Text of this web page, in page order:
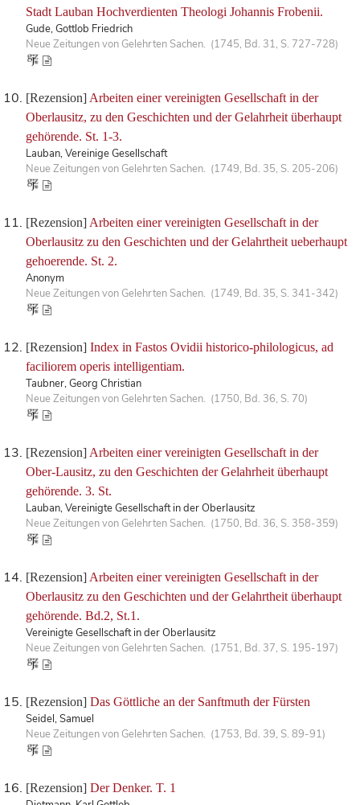
Stadt Lauban Hochverdienten Theologi Johannis Frobenii.
Gude, Gottlob Friedrich
Neue Zeitungen von Gelehrten Sachen. (1745, Bd. 31, S. 727-728)
[Rezension] Arbeiten einer vereinigten Gesellschaft in der
Oberlausitz, zu den Geschichten und der Gelahrheit überhaupt
gehörende. St. 1-3.
Lauban, Vereinige Gesellschaft
Neue Zeitungen von Gelehrten Sachen. (1749, Bd. 35, S. 205-206)
[Rezension] Arbeiten einer vereinigten Gesellschaft in der
Oberlausitz zu den Geschichten und der Gelahrtheit ueberhaupt
gehoerende. St. 2.
Anonym
Neue Zeitungen von Gelehrten Sachen. (1749, Bd. 35, S. 341-342)
[Rezension] Index in Fastos Ovidii historico-philologicus, ad
faciliorem operis intelligentiam.
Taubner, Georg Christian
Neue Zeitungen von Gelehrten Sachen. (1750, Bd. 36, S. 70)
[Rezension] Arbeiten einer vereinigten Gesellschaft in der
Ober-Lausitz, zu den Geschichten der Gelahrheit überhaupt
gehörende. 3. St.
Lauban, Vereinigte Gesellschaft in der Oberlausitz
Neue Zeitungen von Gelehrten Sachen. (1750, Bd. 36, S. 358-359)
[Rezension] Arbeiten einer vereinigten Gesellschaft in der
Oberlausitz zu den Geschichten und der Gelahrtheit überhaupt
gehörende. Bd.2, St.1.
Vereinigte Gesellschaft in der Oberlausitz
Neue Zeitungen von Gelehrten Sachen. (1751, Bd. 37, S. 195-197)
[Rezension] Das Göttliche an der Sanftmuth der Fürsten
Seidel, Samuel
Neue Zeitungen von Gelehrten Sachen. (1753, Bd. 39, S. 89-91)
[Rezension] Der Denker. T. 1